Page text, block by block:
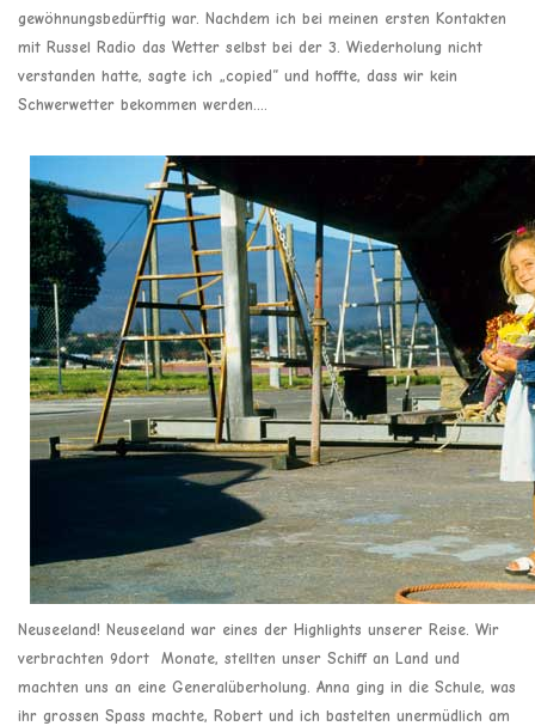
gewöhnungsbedürftig war. Nachdem ich bei meinen ersten Kontakten
mit Russel Radio das Wetter selbst bei der 3. Wiederholung nicht
verstanden hatte, sagte ich „copied“ und hoffte, dass wir kein
Schwerwetter bekommen werden….
Neuseeland! Neuseeland war eines der Highlights unserer Reise. Wir
verbrachten 9dort Monate, stellten unser Schiff an Land und
machten uns an eine Generalüberholung. Anna ging in die Schule, was
ihr grossen Spass machte, Robert und ich bastelten unermüdlich am